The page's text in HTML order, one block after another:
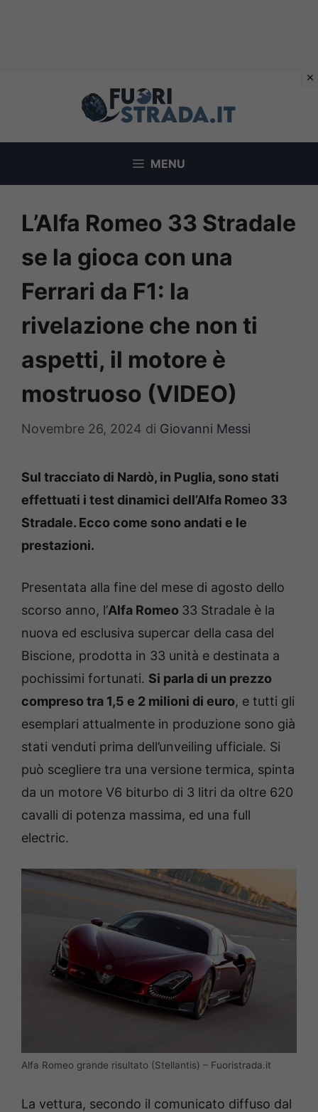
MENU
L’Alfa Romeo 33 Stradale
se la gioca con una
Ferrari da F1: la
rivelazione che non ti
aspetti, il motore è
mostruoso (VIDEO)
Novembre 26, 2024 di Giovanni Messi
Sul tracciato di Nardò, in Puglia, sono stati
effettuati i test dinamici dell’Alfa Romeo 33
Stradale. Ecco come sono andati e le
prestazioni.
Presentata alla fine del mese di agosto dello
scorso anno, l’Alfa Romeo 33 Stradale è la
nuova ed esclusiva supercar della casa del
Biscione, prodotta in 33 unità e destinata a
pochissimi fortunati. Si parla di un prezzo
compreso tra 1,5 e 2 milioni di euro, e tutti gli
esemplari attualmente in produzione sono già
stati venduti prima dell’unveiling ufficiale. Si
può scegliere tra una versione termica, spinta
da un motore V6 biturbo di 3 litri da oltre 620
cavalli di potenza massima, ed una full
electric.
Alfa Romeo grande risultato (Stellantis) – Fuoristrada.it
La vettura, secondo il comunicato diffuso dal